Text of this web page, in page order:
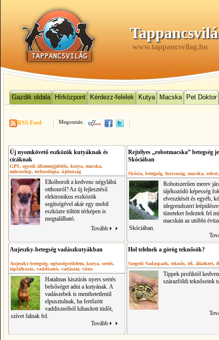
www.tappancsvilag.hu
Gazdik oldala Hírközpont Kérdezz-felelek Kutya Macska Pet Doktor
Megosztás:
RSS Feed
Új nyomkövető eszközök kutyáknak és
cicáknak
GPS, egyedi állatmegjelölés, kutya, macska,
mikrochip, technológia, újdonság
Elkóborolt a kedvenc négylábú
otthonról? Az új fejlesztésű
elektronikus eszközök
segítségével akár egy mobil
eszközre töltött térképen is
megtalálható.
Tovább
Rejtélyes „robotmacska” betegség
Skóciában
Skócia, betegség, furcsaság, macska, robot
Robotszerűen merev
tájékozódó képesség
elveszítését és egyéb,
idegrendszeri
tüneteket fedeztek fel
macskán az utóbbi
Skóciában.
Aujeszky-betegség vadászkutyákban
Aujeszky-betegség, egészségvédelem, kutya, sertés,
táplálkozás, vaddisznó, vadászat, vírus
Hatalmas kiszúrás nyers sertés
belsőséget adni a kutyának. A
vadászebek is menthetetlenül
elpusztulnak, ha fertőzött
vaddisznóból kihasított tüdőt,
szívet falnak fel.
Tovább
Hol telelnek a görög teknősök?
Szegedi Vadaspark, teknős, tél, állatkert,
Tippek profiktól
szárazföldi teknőseink